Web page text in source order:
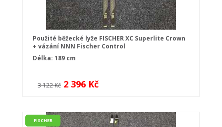
Použité běžecké lyže FISCHER XC Superlite Crown
+ vázání NNN Fischer Control
Délka: 189 cm
3 122 Kč 2 396 Kč
FISCHER